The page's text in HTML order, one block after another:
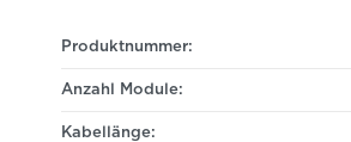
Produktnummer:
Anzahl Module:
Kabellänge: